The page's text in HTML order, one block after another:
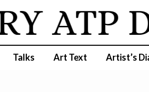
ATP
Talks Art Text Artist’s